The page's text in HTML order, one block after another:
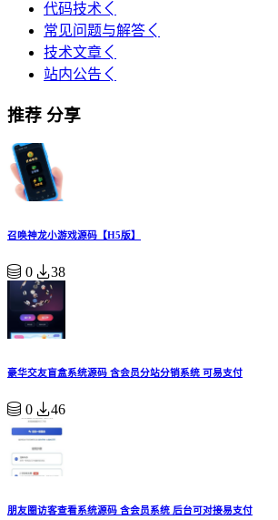
代码技术
常见问题与解答
技术文章
站内公告
推荐 分享
召唤神龙小游戏源码【H5版】
0 38
豪华交友盲盒系统源码 含会员分站分销系统 可易支付
0 46
朋友圈访客查看系统源码 含会员系统 后台可对接易支付